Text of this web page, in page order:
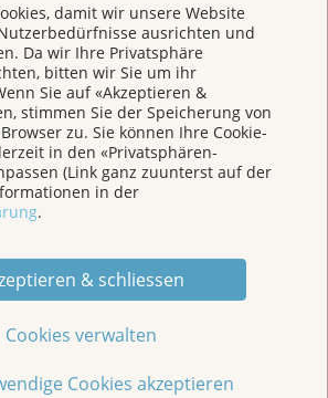
damit wir unsere Website
ausrichten und
Da wir Ihre Privatsphäre
bitten wir Sie um ihr
Sie auf «Akzeptieren &
stimmen Sie der Speicherung von
zu. Sie können Ihre Cookie-
in den «Privatsphären-
(Link ganz zuunterst auf der
in der
.
& schliessen
Cookies verwalten
Cookies akzeptieren
da